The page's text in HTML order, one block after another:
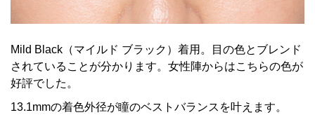
Mild Black（マイルド ブラック）着用。目の色とブレンド
されていることが分かります。女性陣からはこちらの色が
好評でした。
13.1mmの着色外径が瞳のベストバランスを叶えます。